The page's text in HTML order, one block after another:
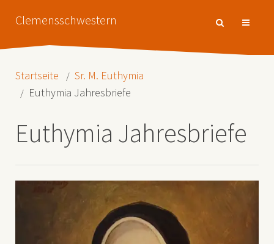
Clemensschwestern
Startseite
Sr. M. Euthymia
Euthymia Jahresbriefe
Euthymia Jahresbriefe